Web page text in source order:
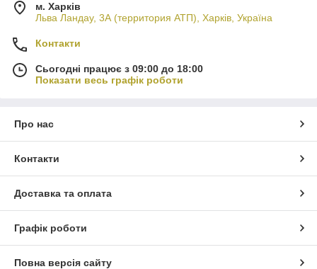
м. Харків
Льва Ландау, 3А (территория АТП), Харків, Україна
Контакти
Сьогодні працює з 09:00 до 18:00
Показати весь графік роботи
Про нас
Контакти
Доставка та оплата
Графік роботи
Повна версія сайту